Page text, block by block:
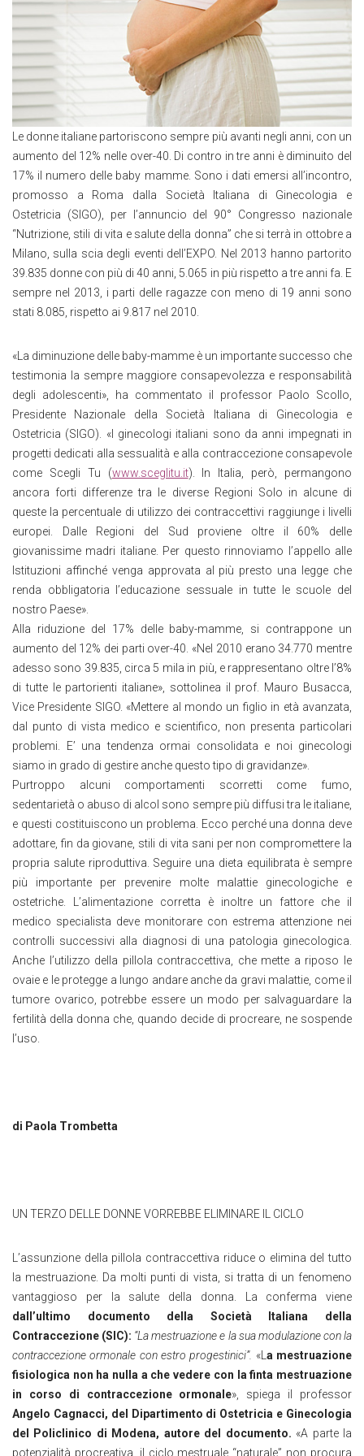
Le donne italiane partoriscono sempre più avanti negli anni, con un
aumento del 12% nelle over-40. Di contro in tre anni è diminuito del
17% il numero delle baby mamme. Sono i dati emersi all’incontro,
promosso a Roma dalla Società Italiana di Ginecologia e
Ostetricia (SIGO), per l’annuncio del 90° Congresso nazionale
“Nutrizione, stili di vita e salute della donna” che si terrà in ottobre a
Milano, sulla scia degli eventi dell’EXPO. Nel 2013 hanno partorito
39.835 donne con più di 40 anni, 5.065 in più rispetto a tre anni fa. E
sempre nel 2013, i parti delle ragazze con meno di 19 anni sono
stati 8.085, rispetto ai 9.817 nel 2010.
«La diminuzione delle baby-mamme è un importante successo che
testimonia la sempre maggiore consapevolezza e responsabilità
degli adolescenti», ha commentato il professor Paolo Scollo,
Presidente Nazionale della Società Italiana di Ginecologia e
Ostetricia (SIGO). «I ginecologi italiani sono da anni impegnati in
progetti dedicati alla sessualità e alla contraccezione consapevole
come Scegli Tu (www.sceglitu.it). In Italia, però, permangono
ancora forti differenze tra le diverse Regioni Solo in alcune di
queste la percentuale di utilizzo dei contraccettivi raggiunge i livelli
europei. Dalle Regioni del Sud proviene oltre il 60% delle
giovanissime madri italiane. Per questo rinnoviamo l’appello alle
Istituzioni affinché venga approvata al più presto una legge che
renda obbligatoria l’educazione sessuale in tutte le scuole del
nostro Paese».
Alla riduzione del 17% delle baby-mamme, si contrappone un
aumento del 12% dei parti over-40. «Nel 2010 erano 34.770 mentre
adesso sono 39.835, circa 5 mila in più, e rappresentano oltre l’8%
di tutte le partorienti italiane», sottolinea il prof. Mauro Busacca,
Vice Presidente SIGO. «Mettere al mondo un figlio in età avanzata,
dal punto di vista medico e scientifico, non presenta particolari
problemi. E’ una tendenza ormai consolidata e noi ginecologi
siamo in grado di gestire anche questo tipo di gravidanze».
Purtroppo alcuni comportamenti scorretti come fumo,
sedentarietà o abuso di alcol sono sempre più diffusi tra le italiane,
e questi costituiscono un problema. Ecco perché una donna deve
adottare, fin da giovane, stili di vita sani per non compromettere la
propria salute riproduttiva. Seguire una dieta equilibrata è sempre
più importante per prevenire molte malattie ginecologiche e
ostetriche. L’alimentazione corretta è inoltre un fattore che il
medico specialista deve monitorare con estrema attenzione nei
controlli successivi alla diagnosi di una patologia ginecologica.
Anche l’utilizzo della pillola contraccettiva, che mette a riposo le
ovaie e le protegge a lungo andare anche da gravi malattie, come il
tumore ovarico, potrebbe essere un modo per salvaguardare la
fertilità della donna che, quando decide di procreare, ne sospende
l’uso.
di Paola Trombetta
UN TERZO DELLE DONNE VORREBBE ELIMINARE IL CICLO
L’assunzione della pillola contraccettiva riduce o elimina del tutto
la mestruazione. Da molti punti di vista, si tratta di un fenomeno
vantaggioso per la salute della donna. La conferma viene
dall’ultimo documento della Società Italiana della
Contraccezione (SIC): “La mestruazione e la sua modulazione con la
contraccezione ormonale con estro progestinici”. «L a mestruazione
fisiologica non ha nulla a che vedere con la finta mestruazione
in corso di contraccezione ormonale», spiega il professor
Angelo Cagnacci, del Dipartimento di Ostetricia e Ginecologia
del Policlinico di Modena, autore del documento. «A parte la
potenzialità procreativa, il ciclo mestruale “naturale” non procura